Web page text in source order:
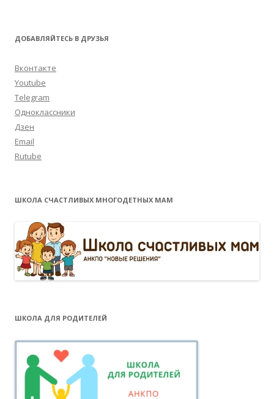
ДОБАВЛЯЙТЕСЬ В ДРУЗЬЯ
Вконтакте
Youtube
Telegram
Одноклассники
Дзен
Email
Rutube
ШКОЛА СЧАСТЛИВЫХ МНОГОДЕТНЫХ МАМ
ШКОЛА ДЛЯ РОДИТЕЛЕЙ